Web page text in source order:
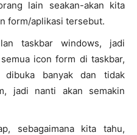
lain seakan-akan kita
form/aplikasi tersebut.
taskbar windows, jadi
icon form di taskbar,
banyak dan tidak
jadi nanti akan semakin
sebagaimana kita tahu,